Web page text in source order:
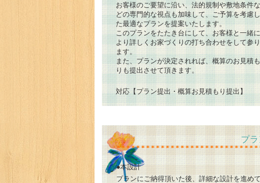
お客様のご要望に沿い、法的規制や敷地条件な
どの専門的な視点も加味して、ご予算を考慮し
た最適なプランを提案いたします。
このプランをたたき台にして、お客様と一緒に
より詳しくお家づくりの打ち合わせをして参り
ます。
また、プランが決定されれば、概算のお見積も
りも提出させて頂きます。
対応【プラン提出・概算お見積もり提出】
プ
●本設計
プランにご納得頂いた後、詳細な設計を進めて